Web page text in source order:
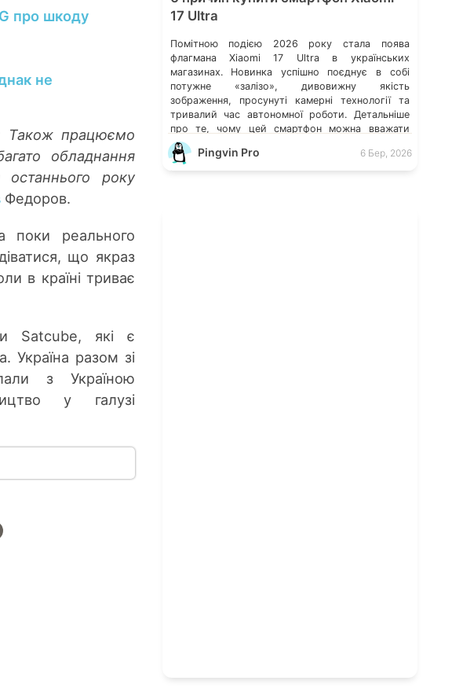
про шкоду
не
Також працюємо
обладнання
року
Федоров.
поки реального
що якраз
в країні триває
Satcube, які є
Україна разом зі
з Україною
у галузі
17 Ultra
Помітною подією 2026 року стала поява
флагмана Xiaomi 17 Ultra в українських
магазинах. Новинка успішно поєднує в собі
потужне «залізо», дивовижну якість
зображення, просунуті камерні технології та
тривалий час автономної роботи. Детальніше
про те, чому цей смартфон можна вважати
одним з найкращих пропозицій на ринку у
своєму класі, розповідаємо в статті нижче.
Pingvin Pro 6 Бер, 2026